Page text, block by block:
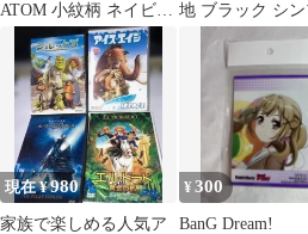
ATOM 小紋柄 ネイビー
ホワイト アトム ネクタ
地 ブラック シ
現在 ¥980
家族で楽しめる人気ア
¥300
BanG Dream!